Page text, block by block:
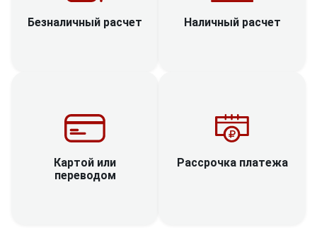
Безналичный расчет Наличный расчет
Картой или
переводом
Рассрочка платежа